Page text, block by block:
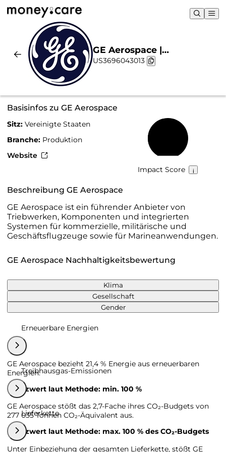
GE Aerospace |
Nachhaltigkeit & Chart
US3696043013
Basisinfos zu GE Aerospace
Sitz: Vereinigte Staaten
Branche: Produktion
Website
Impact Score
Beschreibung GE Aerospace
GE Aerospace ist ein führender Anbieter von
Triebwerken, Komponenten und integrierten
Systemen für kommerzielle, militärische und
Geschäftsflugzeuge sowie für Marineanwendungen.
GE Aerospace Nachhaltigkeitsbewertung
Klima
Gesellschaft
Gender
Erneuerbare Energien
GE Aerospace bezieht 21,4 % Energie aus erneuerbaren
Energien.
Grenzwert laut Methode: min. 100 %
Treibhausgas-Emissionen
GE Aerospace stößt das 2,7-Fache ihres CO₂-Budgets von
277 035 Tonnen CO₂-Äquivalent aus.
Grenzwert laut Methode: max. 100 % des CO₂-Budgets
Lieferkette
Unter Einbeziehung der gesamten Lieferkette, stößt GE